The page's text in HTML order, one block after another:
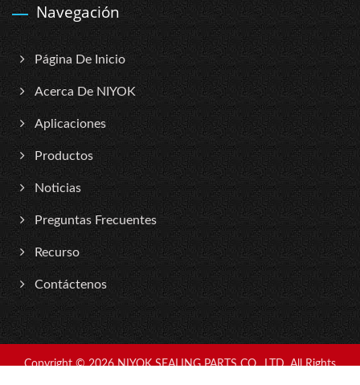
Navegación
Página De Inicio
Acerca De NIYOK
Aplicaciones
Productos
Noticias
Preguntas Frecuentes
Recurso
Contáctenos
Copyright © 2026NIYOK SEALING PARTS CO., LTD.All Rights